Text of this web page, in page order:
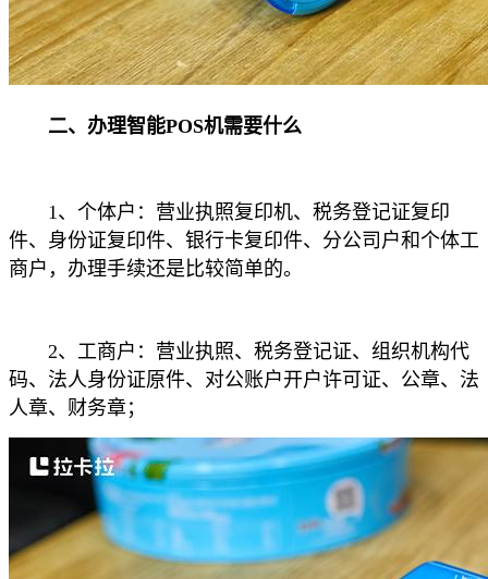
二、办理智能POS机需要什么
1、个体户：营业执照复印机、税务登记证复印
件、身份证复印件、银行卡复印件、分公司户和个体工
商户，办理手续还是比较简单的。
2、工商户：营业执照、税务登记证、组织机构代
码、法人身份证原件、对公账户开户许可证、公章、法
人章、财务章；